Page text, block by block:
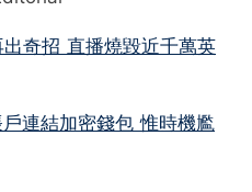
奇招 直播燒毀近千萬英
連結加密錢包 惟時機尷